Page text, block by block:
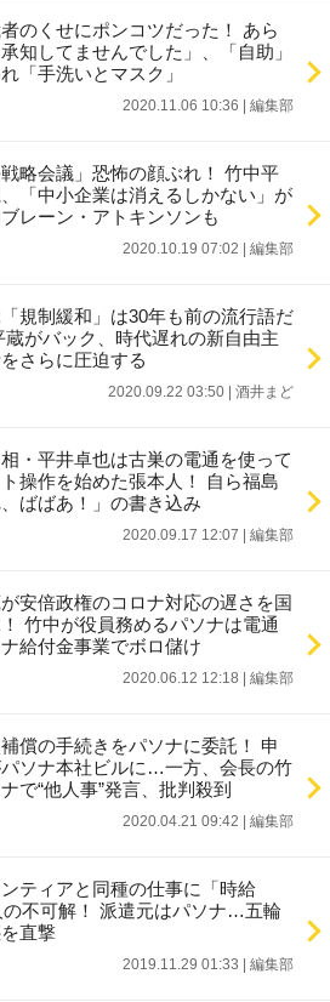
のくせにポンコツだった！ あら
知してませんでした」、「自助」
「手洗いとマスク」
2020.11.06 10:36 編集部
略会議」恐怖の顔ぶれ！ 竹中平
「中小企業は消えるしかない」が
レーン・アトキンソンも
2020.10.19 07:02 編集部
規制緩和」は30年も前の流行語だ
蔵がバック、時代遅れの新自由主
さらに圧迫する
2020.09.22 03:50 酒井まど
・平井卓也は古巣の電通を使って
操作を始めた張本人！ 自ら福島
ばばあ！」の書き込み
2020.09.17 12:07 編集部
安倍政権のコロナ対応の遅さを国
竹中が役員務めるパソナは電通
給付金事業でボロ儲け
2020.06.12 12:18 編集部
償の手続きをパソナに委託！ 申
ソナ本社ビルに…一方、会長の竹
で“他人事”発言、批判殺到
2020.04.21 09:42 編集部
ティアと同種の仕事に「時給
の不可解！ 派遣元はパソナ…五輪
直撃
2019.11.29 01:33 編集部